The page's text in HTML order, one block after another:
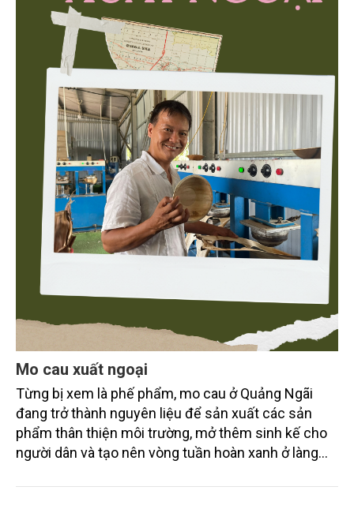
Mo cau xuất ngoại
Từng bị xem là phế phẩm, mo cau ở Quảng Ngãi
đang trở thành nguyên liệu để sản xuất các sản
phẩm thân thiện môi trường, mở thêm sinh kế cho
người dân và tạo nên vòng tuần hoàn xanh ở làng
chén, dĩa... từ mo cau đã được thị trường trong nước